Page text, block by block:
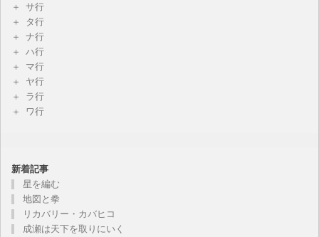
サ行
タ行
ナ行
ハ行
マ行
ヤ行
ラ行
ワ行
新着記事
星を編む
地図と拳
リカバリー・カバヒコ
成瀬は天下を取りにいく